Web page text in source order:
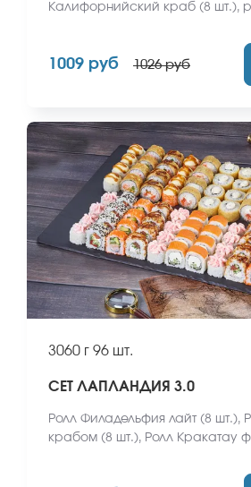
Калифорнийский краб (8 шт.),
забудьте заказать имбирь,
Они не входят в стоимость
блюда может отличаться от
1009 руб 1026 руб
3060 г 96 шт.
СЕТ ЛАПЛАНДИЯ 3.0
Ролл Филадельфия лайт (8 шт.),
крабом (8 шт.), Ролл Кракатау
Калифорнийская креветка (8